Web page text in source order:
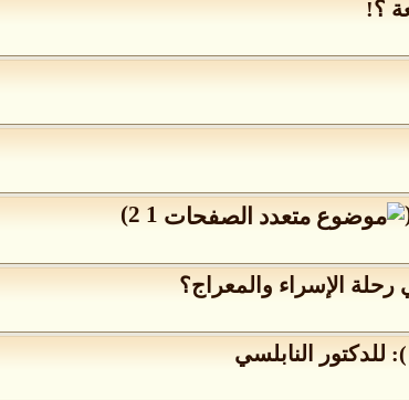
؟!
1
2
)
الإسراء والمعراج؟
للدكتور النابلسي